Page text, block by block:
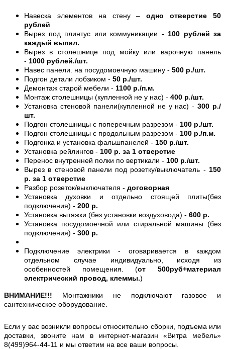
Навеска элементов на стену –одно отверстие 50
рублей
Вырез под плинтус или коммуникации - 100 рублей за
каждый выпил.
Вырез в столешнице под мойку или варочную панель
- 1000 рублей./шт.
Навес панели. на посудомоечную машину - 500 р./шт.
Подгон детали лобзиком - 50 р./шт.
Демонтаж старой мебели - 1100 р./п.м.
Монтаж столешницы (купленной не у нас) - 400 р./шт.
Установка стеновой панели(купленной не у нас) -300 р./
шт.
Подгон столешницы с поперечным разрезом - 100 р./шт.
Подгон столешницы с продольным разрезом - 100 р./п.м.
Подгонка и установка фальшпанелей - 150 р./шт.
Установка рейлингов - 100 р. за 1 отверстие
Перенос внутренней полки по вертикали - 100 р./шт.
Вырез в стеновой панели под розетку/выключатель - 150
р. за 1 отверстие
Разбор розеток/выключателя - договорная
Установка духовки и отдельно стоящей плиты(без
подключения) - 200 р.
Установка вытяжки (без установки воздуховода) - 600 р.
Установка посудомоечной или стиральной машины (без
подключения) - 300 р.
Подключение электрики - оговаривается в каждом
отдельном случае индивидуально, исходя из
особенностей помещения. (от 500руб+материал
электрический провод, клеммы.)
ВНИМАНИЕ!!! Монтажники не подключают газовое и
сантехническое оборудование.
Если у вас возникли вопросы относительно сборки, подъема или
доставки, звоните нам в интернет-магазин «Витра мебель»
8(499)964-44-11 и мы ответим на все ваши вопросы.